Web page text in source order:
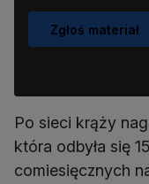
Zgłoś materiał
Po sieci krąży
która odbyła się
comiesięcznych